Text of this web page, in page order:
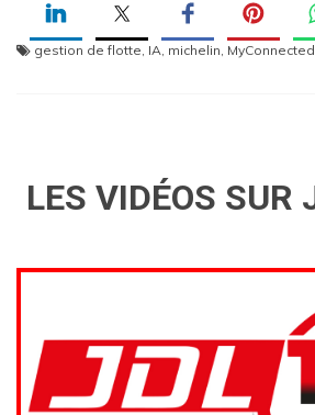
gestion de flotte, IA, michelin,
LES VIDÉOS SUR